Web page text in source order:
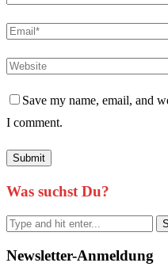
Save my name, email, and
I comment.
Was suchst Du?
Newsletter-Anmeldung